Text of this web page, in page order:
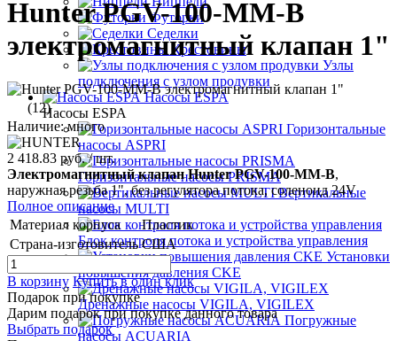
Футорки
Седелки
Крестовины
Узлы
подключения с узлом продувки
Насосы ESPA
Насосы ESPA
Горизонтальные
насосы ASPRI
Горизонтальные насосы PRISMA
Вертикальные
насосы MULTI
Блок контроля потока и устройства управления
Установки
повышения давления CKE
Дренажные насосы VIGILA, VIGILEX
Погружные
насосы ACUARIA
Hunter PGV-100-MM-B
электромагнитный клапан 1"
(12)
Наличие: много
2 418.83 руб./ шт.
Электромагнитный клапан Hunter PGV-100-MM-B,
наружная резьба 1", без регулятора потока, соленоид 24V
Полное описание
Материал корпуса
Пластик
Страна-изготовитель США
В корзину Купить в один клик
Подарок при покупке
Дарим подарок при покупке данного товара
Выбрать подарок